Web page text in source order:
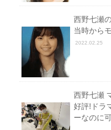
西野七瀬
当時から
2022.02.25
西野七瀬
好評!ドラ
ーなのに